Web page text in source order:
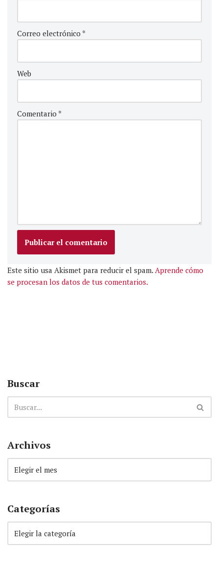
Correo electrónico *
Web
Comentario *
Este sitio usa Akismet para reducir el spam. Aprende cómo
se procesan los datos de tus comentarios.
Buscar
Archivos
Categorías